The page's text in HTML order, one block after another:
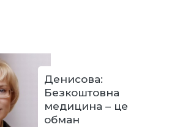
Денисова:
Безкоштовна
медицина – це
обман